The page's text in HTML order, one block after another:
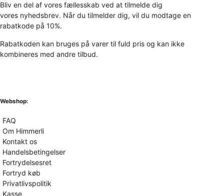
Bliv en del af vores fællesskab ved at tilmelde dig
vores nyhedsbrev. Når du tilmelder dig, vil du modtage en
rabatkode på 10%.
Rabatkoden kan bruges på varer til fuld pris og kan ikke
kombineres med andre tilbud.
Webshop:
FAQ
Om Himmerli
Kontakt os
Handelsbetingelser
Fortrydelsesret
Fortryd køb
Privatlivspolitik
Kasse